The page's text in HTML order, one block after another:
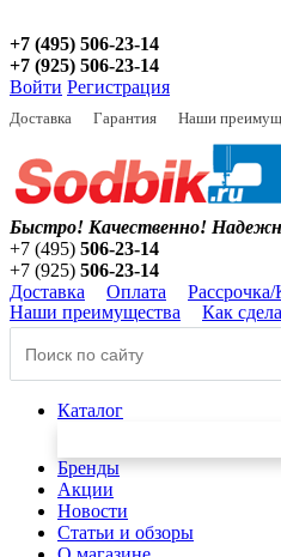
+7 (495) 506-23-14
+7 (925) 506-23-14
Войти Регистрация
Доставка Гарантия Наши
Быстро! Качественно!
+7 (495) 506-23-14
+7 (925) 506-23-14
Доставка
Оплата
Наши преимущества
Как
Каталог
Бренды
Акции
Новости
Статьи и обзоры